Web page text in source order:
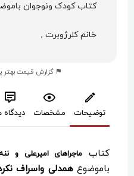
کتاب کودک ونوجوان
خانم کلرژوبرت ,
گزارش قیمت بهتر
توضیحات مشخصات دیدگاه
کتاب ماجراهای امیرعلی و
باموضوعهمدلی واسراف